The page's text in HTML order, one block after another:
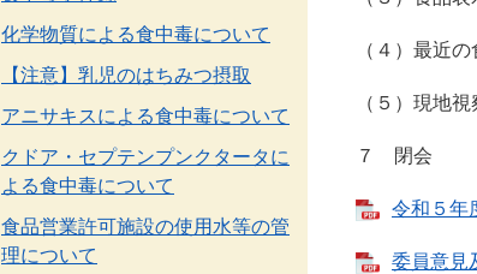
（４）最近
（５）現地
７ 閉会
令和５年
委員意見
化学物質による食中毒について
【注意】乳児のはちみつ摂取
アニサキスによる食中毒について
クドア・セプテンプンクタータに
よる食中毒について
食品営業許可施設の使用水等の管
理について